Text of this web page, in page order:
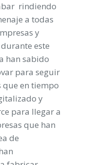
rindiendo
a todas
y
este
han sabido
para seguir
que en tiempo
y
para llegar a
que han
de